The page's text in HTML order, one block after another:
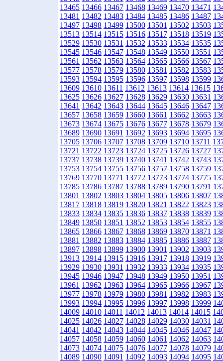
13465 13466 13467 13468 13469 13470 13471
13481 13482 13483 13484 13485 13486 13487
13497 13498 13499 13500 13501 13502 13503
13513 13514 13515 13516 13517 13518 13519
13529 13530 13531 13532 13533 13534 13535
13545 13546 13547 13548 13549 13550 13551
13561 13562 13563 13564 13565 13566 13567
13577 13578 13579 13580 13581 13582 13583
13593 13594 13595 13596 13597 13598 13599
13609 13610 13611 13612 13613 13614 13615
13625 13626 13627 13628 13629 13630 13631
13641 13642 13643 13644 13645 13646 13647
13657 13658 13659 13660 13661 13662 13663
13673 13674 13675 13676 13677 13678 13679
13689 13690 13691 13692 13693 13694 13695
13705 13706 13707 13708 13709 13710 13711
13721 13722 13723 13724 13725 13726 13727
13737 13738 13739 13740 13741 13742 13743
13753 13754 13755 13756 13757 13758 13759
13769 13770 13771 13772 13773 13774 13775
13785 13786 13787 13788 13789 13790 13791
13801 13802 13803 13804 13805 13806 13807
13817 13818 13819 13820 13821 13822 13823
13833 13834 13835 13836 13837 13838 13839
13849 13850 13851 13852 13853 13854 13855
13865 13866 13867 13868 13869 13870 13871
13881 13882 13883 13884 13885 13886 13887
13897 13898 13899 13900 13901 13902 13903
13913 13914 13915 13916 13917 13918 13919
13929 13930 13931 13932 13933 13934 13935
13945 13946 13947 13948 13949 13950 13951
13961 13962 13963 13964 13965 13966 13967
13977 13978 13979 13980 13981 13982 13983
13993 13994 13995 13996 13997 13998 13999
14009 14010 14011 14012 14013 14014 14015
14025 14026 14027 14028 14029 14030 14031
14041 14042 14043 14044 14045 14046 14047
14057 14058 14059 14060 14061 14062 14063
14073 14074 14075 14076 14077 14078 14079
14089 14090 14091 14092 14093 14094 14095